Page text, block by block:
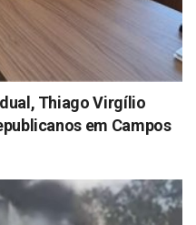
Thiago Virgílio
em Campos